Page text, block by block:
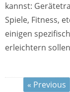
kannst:
Spiele, Fitness,
einigen
erleichtern
« Previous